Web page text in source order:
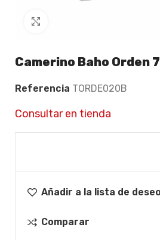
Camerino Baho Orden
Referencia TORDE020B
Consultar en tienda
Añadir a la lista de
Comparar